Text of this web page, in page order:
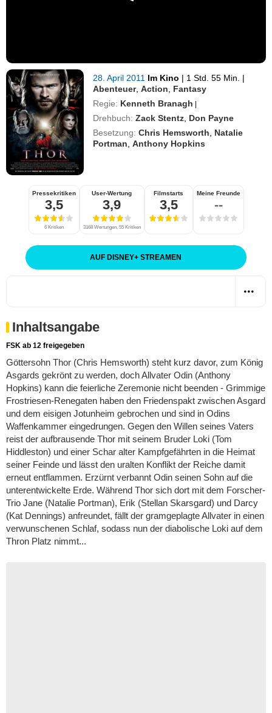
28. April 2011 Im Kino | 1 Std. 55 Min. |
Abenteuer,Action
Fantasy
Regie: Kenneth Branagh |
Drehbuch: Zack Stentz Don Payne
Besetzung: Chris Hemsworth
Natalie
Portman ,Anthony Hopkins
Pressekritiken
3,5
6 Kritiken
User-Wertung
3,9
3168 Wertungen, 55 Kritiken
Filmstarts
3,5
Meine Freunde
--
AUF DISNEY+ STREAMEN
Inhaltsangabe
FSK ab 12 freigegeben
Göttersohn Thor (Chris Hemsworth) steht kurz davor, zum König
Asgards gekrönt zu werden, doch Allvater Odin (Anthony
Hopkins) kann die feierliche Zeremonie nicht beenden - Grimmige
Frostriesen-Renegaten haben den Friedenspakt zwischen Asgard
und dem eisigen Jotunheim gebrochen und sind in Odins
Waffenkammer eingedrungen. Gegen den Willen seines Vaters
reist der aufbrausende Thor mit seinem Bruder Loki (Tom
Hiddleston) und einer Schar alter Kampfgefährten in die Heimat
seiner Feinde und lässt den uralten Konflikt der Reiche damit
erneut entflammen. Erzürnt verbannt Odin seinen Sohn auf die
unterentwickelte Erde. Während Thor sich dort mit dem Forscher-
Trio Jane (Natalie Portman), Erik (Stellan Skarsgard) und Darcy
(Kat Dennings) anfreundet, fällt der gramgeplagte Allvater in einen
verwunschenen Schlaf, sodass nun der diabolische Loki auf dem
Thron Platz nimmt...